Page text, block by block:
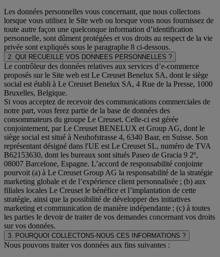
Les données personnelles vous concernant, que nous collectons
lorsque vous utilisez le Site web ou lorsque vous nous fournissez de
toute autre façon une quelconque information d’identification
personnelle, sont dûment protégées et vos droits au respect de la vie
privée sont expliqués sous le paragraphe 8 ci-dessous.
2. QUI RECUEILLE VOS DONNEES PERSONNELLES ?
Le contrôleur des données relatives aux services d’e-commerce
proposés sur le Site web est Le Creuset Benelux SA, dont le siège
social est établi à Le Creuset Benelux SA, 4 Rue de la Presse, 1000
Bruxelles, Belgique.
Si vous acceptez de recevoir des communications commerciales de
notre part, vous ferez partie de la base de données des
consommateurs du groupe Le Creuset. Celle-ci est gérée
conjointement, par Le Creuset BENELUX et Group AG, dont le
siège social est situé à Neuhofstrasse 4, 6340 Baar, en Suisse. Son
représentant désigné dans l'UE est Le Creuset SL, numéro de TVA
B62153630, dont les bureaux sont situés Paseo de Gracia 9 2º,
08007 Barcelone, Espagne. L’accord de responsabilité conjointe
pourvoit (a) à Le Creuset Group AG la responsabilité de la stratégie
marketing globale et de l’expérience client personnalisée ; (b) aux
filiales locales Le Creuset le bénéfice et l’implantation de cette
stratégie, ainsi que la possibilité de développer des initiatives
marketing et communication de manière indépendante ; (c) à toutes
les parties le devoir de traiter de vos demandes concernant vos droits
sur vos données.
3. POURQUOI COLLECTONS-NOUS CES INFORMATIONS ?
Nous pouvons traiter vos données aux fins suivantes :